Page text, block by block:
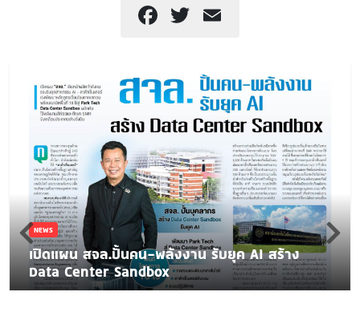
Facebook
Twitter
NEWS
เปิดแผน สจล.ปั้นคน-พลังงาน รับยุค AI สร้าง
Data Center Sandbox